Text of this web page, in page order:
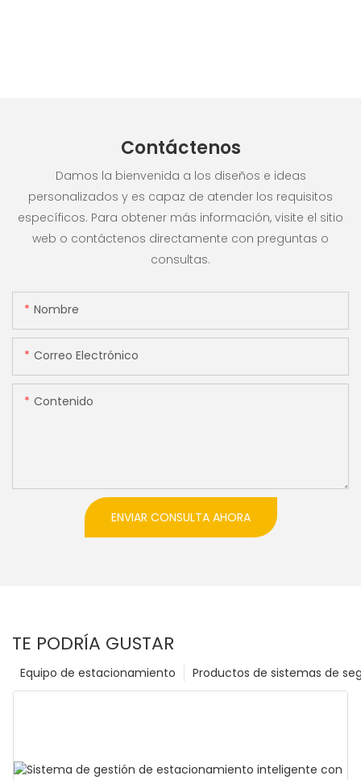
Contáctenos
Damos la bienvenida a los diseños e ideas
personalizados y es capaz de atender los requisitos
específicos. Para obtener más información, visite el sitio
web o contáctenos directamente con preguntas o
consultas.
Nombre
Correo Electrónico
Contenido
ENVIAR CONSULTA AHORA
TE PODRÍA GUSTAR
Productos de sistemas de
Equipo de estacionamiento